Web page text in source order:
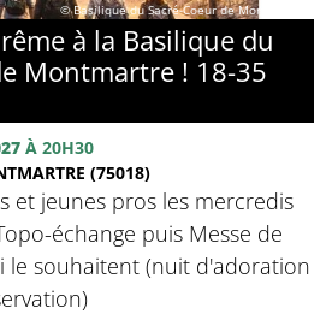
© Basilique du Sacré-Coeur de Montmartre
à la Basilique du
Montmartre ! 18-35
À 20H30
(75018)
et jeunes pros les mercredis
échange puis Messe de
le souhaitent (nuit d'adoration